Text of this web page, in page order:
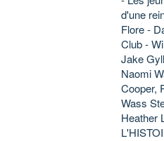
d'une
Flore -
Club -
Jake
Naomi
Cooper,
Wass
Heather